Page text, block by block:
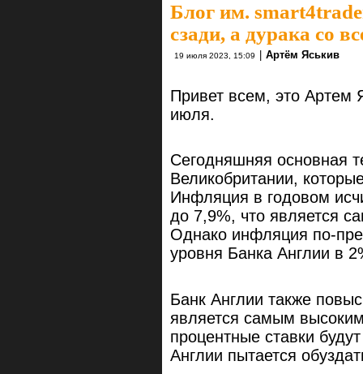
Блог им.
сзади, а дурака со
19 июля 2023, 15:09 Артём Яськив
Привет всем, это Артем
июля.
Сегодняшняя основная
Великобритании,
Инфляция в годовом
до 7,9%, что является
Однако инфляция по-
уровня Банка Англии в
Банк Англии также
является самым
процентные ставки
Англии пытается